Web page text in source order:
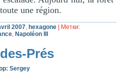
une région.
2007, hexagone
Метки:
, Napoléon III
Prés
Sergey